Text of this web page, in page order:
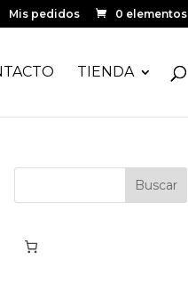
Mis pedidos 0 elementos
TIENDA